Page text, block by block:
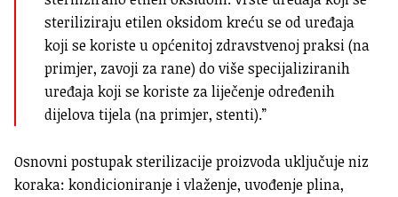
steriliziraju etilen oksidom kreću se od uređaja
koji se koriste u općenitoj zdravstvenoj praksi (na
primjer, zavoji za rane) do više specijaliziranih
uređaja koji se koriste za liječenje određenih
dijelova tijela (na primjer, stenti).”
Osnovni postupak sterilizacije proizvoda uključuje niz
koraka: kondicioniranje i vlaženje, uvođenje plina,